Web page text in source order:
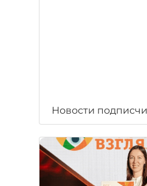
Новости